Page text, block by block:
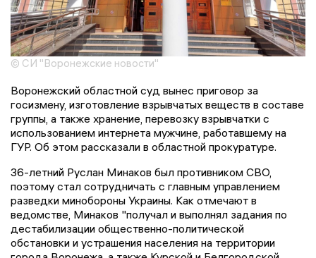
© СИ "Воронежские новости"
Воронежский областной суд вынес приговор за
госизмену, изготовление взрывчатых веществ в составе
группы, а также хранение, перевозку взрывчатки с
использованием интернета мужчине, работавшему на
ГУР. Об этом рассказали в областной прокуратуре.
36-летний Руслан Минаков был противником СВО,
поэтому стал сотрудничать с главным управлением
разведки минобороны Украины. Как отмечают в
ведомстве, Минаков "получал и выполнял задания по
дестабилизации общественно-политической
обстановки и устрашения населения на территории